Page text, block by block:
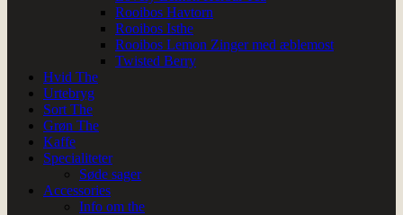
Rooibos Havtorn
Rooibos Isthe
Rooibos Lemon Zinger med æblemost
Twisted Berry
Hvid The
Urtebryg
Sort The
Grøn The
Kaffe
Specialiteter
Søde sager
Accessories
Info om the